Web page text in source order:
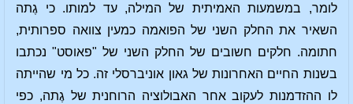
לומר, במשמעות האמיתית של המילה, עד למותו. כי גֶתה
השאיר את החלק השני של הפואמה כמעין צוואה ספרותית,
חתומה. חלקים חשובים של החלק השני של "פאוסט" נכתבו
בשנות החיים האחרונות של גאון אוניברסלי זה. כל מי שהייתה
לו ההזדמנות לעקוב אחר האבולוציה הרוחנית של גֶתה, כפי